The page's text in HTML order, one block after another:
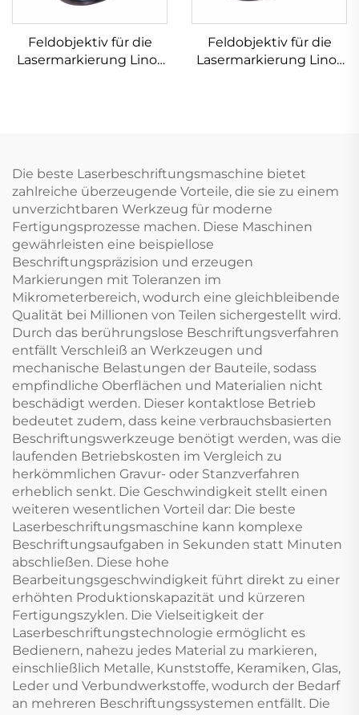
Feldobjektiv für die
Lasermarkierung Linos
Feldobjektiv für die
Lasermarkierung Linos
Die beste Laserbeschriftungsmaschine bietet
zahlreiche überzeugende Vorteile, die sie zu einem
unverzichtbaren Werkzeug für moderne
Fertigungsprozesse machen. Diese Maschinen
gewährleisten eine beispiellose
Beschriftungspräzision und erzeugen
Markierungen mit Toleranzen im
Mikrometerbereich, wodurch eine gleichbleibende
Qualität bei Millionen von Teilen sichergestellt wird.
Durch das berührungslose Beschriftungsverfahren
entfällt Verschleiß an Werkzeugen und
mechanische Belastungen der Bauteile, sodass
empfindliche Oberflächen und Materialien nicht
beschädigt werden. Dieser kontaktlose Betrieb
bedeutet zudem, dass keine verbrauchsbasierten
Beschriftungswerkzeuge benötigt werden, was die
laufenden Betriebskosten im Vergleich zu
herkömmlichen Gravur- oder Stanzverfahren
erheblich senkt. Die Geschwindigkeit stellt einen
weiteren wesentlichen Vorteil dar: Die beste
Laserbeschriftungsmaschine kann komplexe
Beschriftungsaufgaben in Sekunden statt Minuten
abschließen. Diese hohe
Bearbeitungsgeschwindigkeit führt direkt zu einer
erhöhten Produktionskapazität und kürzeren
Fertigungszyklen. Die Vielseitigkeit der
Laserbeschriftungstechnologie ermöglicht es
Bedienern, nahezu jedes Material zu markieren,
einschließlich Metalle, Kunststoffe, Keramiken, Glas,
Leder und Verbundwerkstoffe, wodurch der Bedarf
an mehreren Beschriftungssystemen entfällt. Die